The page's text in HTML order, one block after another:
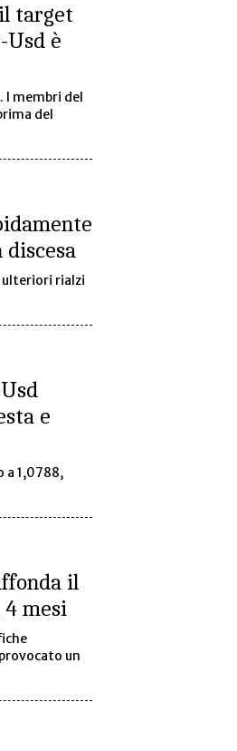
target
è
I membri del
del
ulteriori rialzi
e
a 1,0788,
il
mesi
un